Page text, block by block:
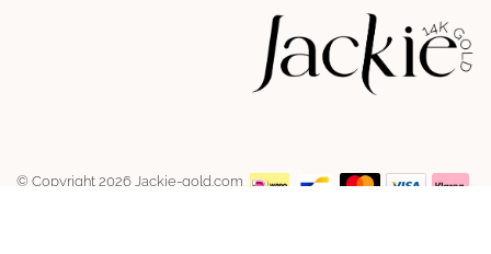
© Copyright 2026 Jackie-gold.com